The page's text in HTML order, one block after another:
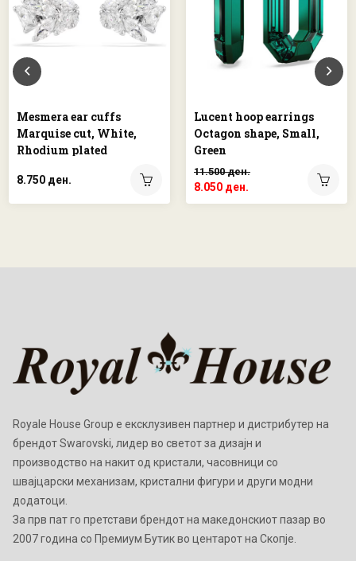
Mesmera ear cuffs
Marquise cut, White,
Rhodium plated
8.750 ден.
Lucent hoop earrings
Octagon shape, Small,
Green
11.500 ден.
8.050 ден.
Royale House Group е ексклузивен партнер и дистрибутер на
брендот Swarovski, лидер во светот за дизајн и
производство на накит од кристали, часовници со
швајцарски механизам, кристални фигури и други модни
додатоци.
Зa прв пат го претстави брендот на македонскиот пазар во
2007 година со Премиум Бутик во центарот на Скопје.